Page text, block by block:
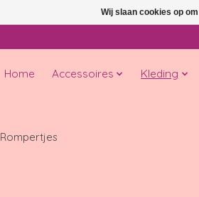
Home Accessoires Kleding
Rompertjes
Wij slaan cookies op